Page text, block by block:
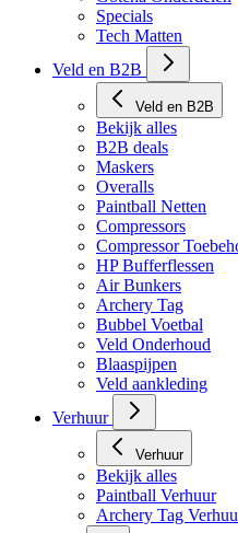
Specials
Tech Matten
Veld en B2B
Veld en B2B
Bekijk alles
B2B deals
Maskers
Overalls
Paintball Netten
Compressors
Compressor
HP Bufferflessen
Air Bunkers
Archery Tag
Bubbel Voetbal
Veld Onderhoud
Blaaspijpen
Veld aankleding
Verhuur
Verhuur
Bekijk alles
Paintball Verhuur
Archery Tag